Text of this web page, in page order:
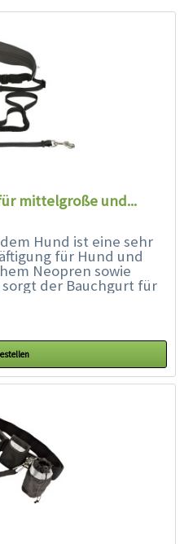
mittelgroße und...
Hund ist eine sehr
für Hund und
Neopren sowie
der Bauchgurt für